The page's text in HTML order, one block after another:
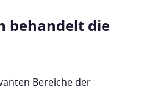
behandelt die
Bereiche der